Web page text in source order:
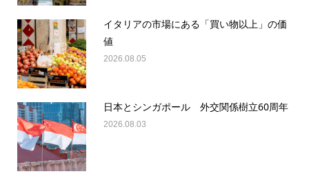
イタリアの市場にある「買い物以上」の価
値
2026.08.05
日本とシンガポール 外交関係樹立60周年
2026.08.03